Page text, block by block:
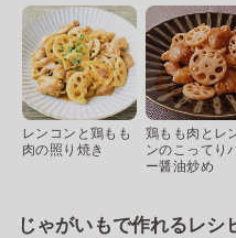
レンコンと鶏もも
肉の照り焼き
鶏もも肉とレ
ンのこってり
ー醤油炒め
じゃがいもで作れるレシ